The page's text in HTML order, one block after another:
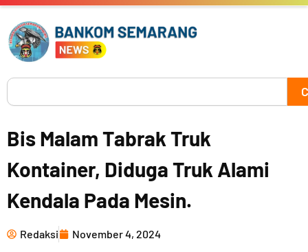
Skip
content
Search
Bis Malam Tabrak Truk
Kontainer, Diduga Truk Alami
Kendala Pada Mesin.
Redaksi November 4, 2024